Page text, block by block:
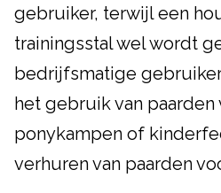
gebruiker, terwijl een
trainingsstal wel wordt
bedrijfsmatige
het gebruik van
ponykampen of
verhuren van paarden